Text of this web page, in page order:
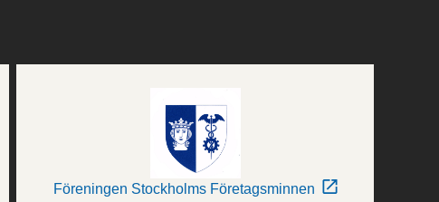
Föreningen Stockholms Företagsminnen